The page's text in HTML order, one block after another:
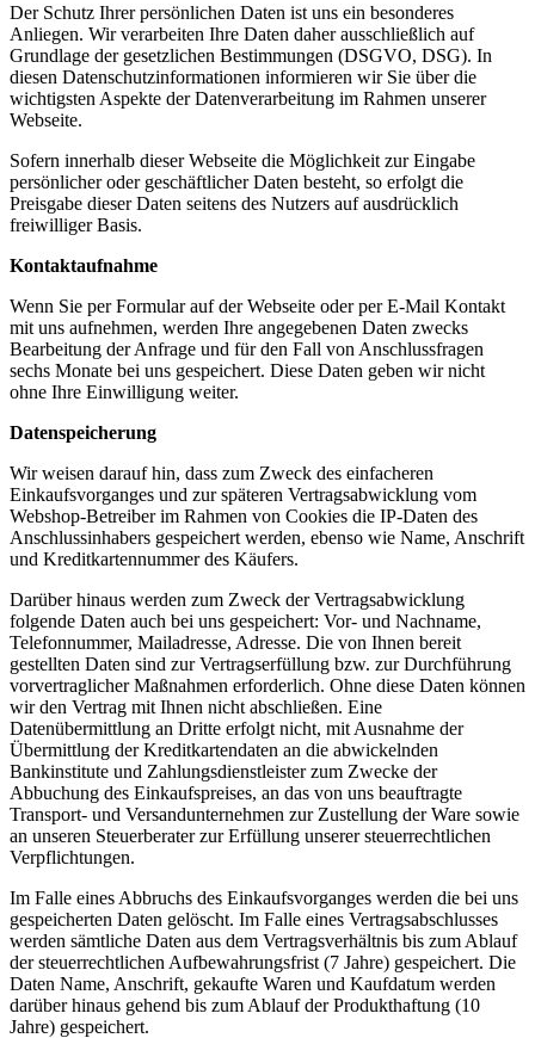
Der Schutz Ihrer persönlichen Daten ist uns ein besonderes
Anliegen. Wir verarbeiten Ihre Daten daher ausschließlich auf
Grundlage der gesetzlichen Bestimmungen (DSGVO, DSG). In
diesen Datenschutzinformationen informieren wir Sie über die
wichtigsten Aspekte der Datenverarbeitung im Rahmen unserer
Webseite.
Sofern innerhalb dieser Webseite die Möglichkeit zur Eingabe
persönlicher oder geschäftlicher Daten besteht, so erfolgt die
Preisgabe dieser Daten seitens des Nutzers auf ausdrücklich
freiwilliger Basis.
Kontaktaufnahme
Wenn Sie per Formular auf der Webseite oder per E-Mail Kontakt
mit uns aufnehmen, werden Ihre angegebenen Daten zwecks
Bearbeitung der Anfrage und für den Fall von Anschlussfragen
sechs Monate bei uns gespeichert. Diese Daten geben wir nicht
ohne Ihre Einwilligung weiter.
Datenspeicherung
Wir weisen darauf hin, dass zum Zweck des einfacheren
Einkaufsvorganges und zur späteren Vertragsabwicklung vom
Webshop-Betreiber im Rahmen von Cookies die IP-Daten des
Anschlussinhabers gespeichert werden, ebenso wie Name, Anschrift
und Kreditkartennummer des Käufers.
Darüber hinaus werden zum Zweck der Vertragsabwicklung
folgende Daten auch bei uns gespeichert: Vor- und Nachname,
Telefonnummer, Mailadresse, Adresse. Die von Ihnen bereit
gestellten Daten sind zur Vertragserfüllung bzw. zur Durchführung
vorvertraglicher Maßnahmen erforderlich. Ohne diese Daten können
wir den Vertrag mit Ihnen nicht abschließen. Eine
Datenübermittlung an Dritte erfolgt nicht, mit Ausnahme der
Übermittlung der Kreditkartendaten an die abwickelnden
Bankinstitute und Zahlungsdienstleister zum Zwecke der
Abbuchung des Einkaufspreises, an das von uns beauftragte
Transport- und Versandunternehmen zur Zustellung der Ware sowie
an unseren Steuerberater zur Erfüllung unserer steuerrechtlichen
Verpflichtungen.
Im Falle eines Abbruchs des Einkaufsvorganges werden die bei uns
gespeicherten Daten gelöscht. Im Falle eines Vertragsabschlusses
werden sämtliche Daten aus dem Vertragsverhältnis bis zum Ablauf
der steuerrechtlichen Aufbewahrungsfrist (7 Jahre) gespeichert. Die
Daten Name, Anschrift, gekaufte Waren und Kaufdatum werden
darüber hinaus gehend bis zum Ablauf der Produkthaftung (10
Jahre) gespeichert.